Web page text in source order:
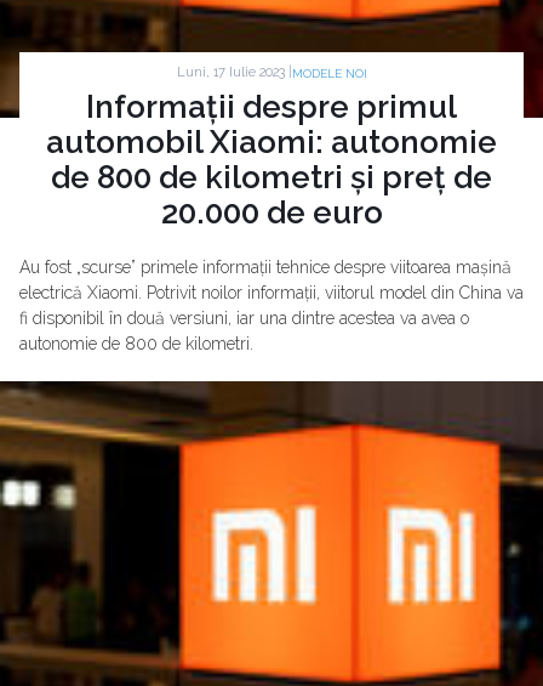
Luni, 17 Iulie 2023 | MODELE NOI
Informații despre primul
automobil Xiaomi: autonomie
de 800 de kilometri și preț de
20.000 de euro
Au fost „scurse” primele informații tehnice despre viitoarea mașină
electrică Xiaomi. Potrivit noilor informații, viitorul model din China va
fi disponibil în două versiuni, iar una dintre acestea va avea o
autonomie de 800 de kilometri.